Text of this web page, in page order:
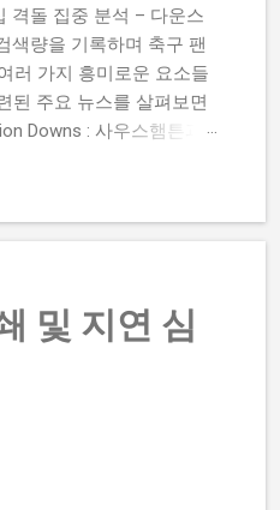
격돌 집중 분석 – 다운스
색량을 기록하며 축구 팬
러 가지 흥미로운 요소들
된 주요 뉴스를 살펴보면
Downs : 사우스햄튼과
Birmingham City
스 감독은 원정 경기에서
및 지연 심